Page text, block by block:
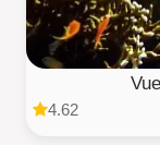
4.62